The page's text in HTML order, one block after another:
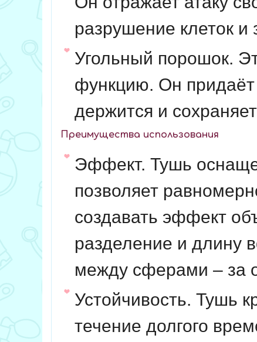
разрушение клеток и
Угольный порошок.
функцию. Он придаёт
держится и
Преимущества использования
Эффект. Тушь
позволяет
создавать эффект
разделение и длину
между сферами – за
Устойчивость. Тушь
течение долгого